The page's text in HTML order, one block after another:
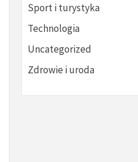
Sport i turystyka
Technologia
Uncategorized
Zdrowie i uroda